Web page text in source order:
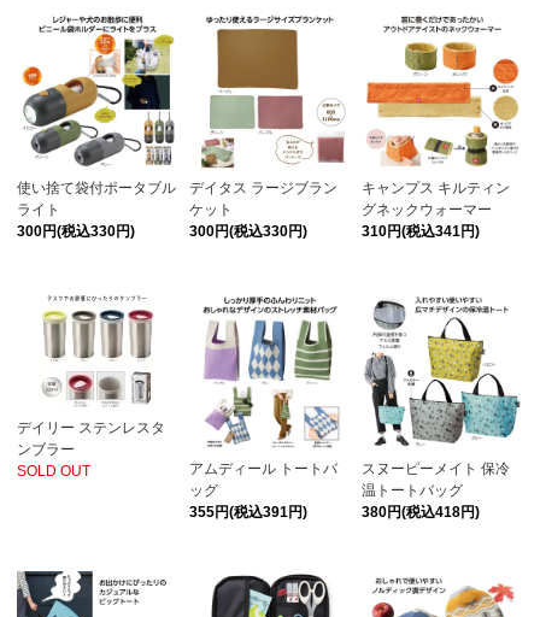
使い捨て袋付ポータブル
ライト
300円(税込330円)
デイタス ラージブラン
ケット
300円(税込330円)
キャンプス キルティン
グネックウォーマー
310円(税込341円)
デイリー ステンレスタ
ンブラー
SOLD OUT
アムディール トートバ
ッグ
355円(税込391円)
スヌーピーメイト 保冷
温トートバッグ
380円(税込418円)